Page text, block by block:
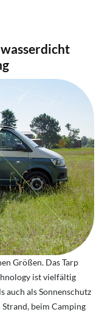
Größen. Das Tarp
ist vielfältig
auch als Sonnenschutz
beim Camping